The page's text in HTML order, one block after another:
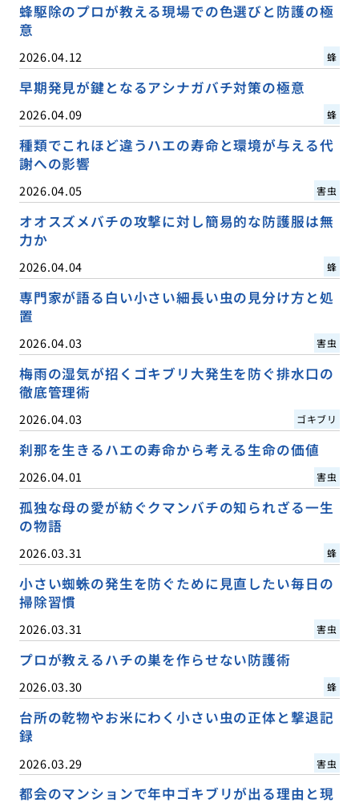
蜂駆除のプロが教える現場での色選びと防護の極
意
2026.04.12 蜂
早期発見が鍵となるアシナガバチ対策の極意
2026.04.09 蜂
種類でこれほど違うハエの寿命と環境が与える代
謝への影響
2026.04.05 害虫
オオスズメバチの攻撃に対し簡易的な防護服は無
力か
2026.04.04 蜂
専門家が語る白い小さい細長い虫の見分け方と処
置
2026.04.03 害虫
梅雨の湿気が招くゴキブリ大発生を防ぐ排水口の
徹底管理術
2026.04.03 ゴキブリ
刹那を生きるハエの寿命から考える生命の価値
2026.04.01 害虫
孤独な母の愛が紡ぐクマンバチの知られざる一生
の物語
2026.03.31 蜂
小さい蜘蛛の発生を防ぐために見直したい毎日の
掃除習慣
2026.03.31 害虫
プロが教えるハチの巣を作らせない防護術
2026.03.30 蜂
台所の乾物やお米にわく小さい虫の正体と撃退記
録
2026.03.29 害虫
都会のマンションで年中ゴキブリが出る理由と現